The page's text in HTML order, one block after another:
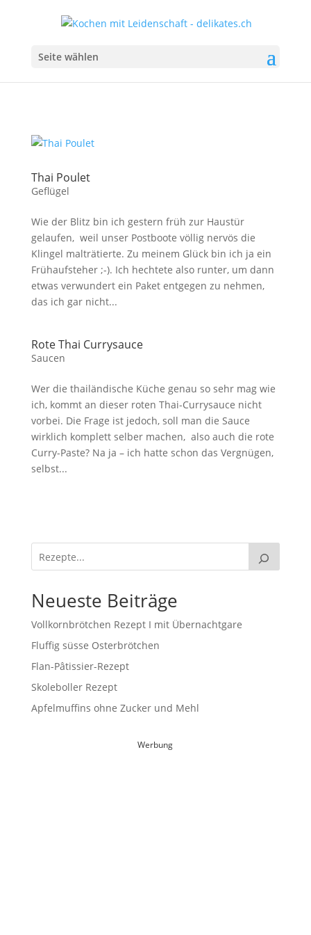
Seite wählen
Thai Poulet
Geflügel
Wie der Blitz bin ich gestern früh zur Haustür
gelaufen, weil unser Postboote völlig nervös die
Klingel malträtierte. Zu meinem Glück bin ich ja ein
Frühaufsteher ;-). Ich hechtete also runter, um dann
etwas verwundert ein Paket entgegen zu nehmen,
das ich gar nicht...
Rote Thai Currysauce
Saucen
Wer die thailändische Küche genau so sehr mag wie
ich, kommt an dieser roten Thai-Currysauce nicht
vorbei. Die Frage ist jedoch, soll man die Sauce
wirklich komplett selber machen, also auch die rote
Curry-Paste? Na ja – ich hatte schon das Vergnügen,
selbst...
Neueste Beiträge
Vollkornbrötchen Rezept I mit Übernachtgare
Fluffig süsse Osterbrötchen
Flan-Pâtissier-Rezept
Skoleboller Rezept
Apfelmuffins ohne Zucker und Mehl
Werbung